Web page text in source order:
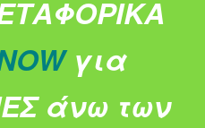
για
άνω των